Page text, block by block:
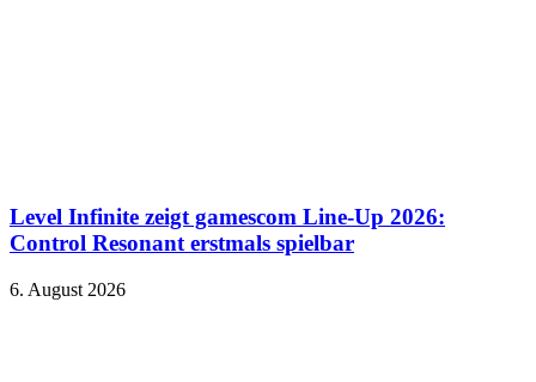
Level Infinite zeigt gamescom Line-Up 2026:
Control Resonant erstmals spielbar
6. August 2026